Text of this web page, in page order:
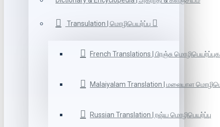
Transulation | மொழிபெயர்ப்பு
French Translations | பிரஞ்சு
Malaiyalam Translation | மலையாள
Russian Translation | ரஷ்ய மொழிபெயர்ப்பு